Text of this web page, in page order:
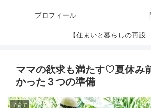
プロフィール
【住まいと暮らしの再設計
ママの欲求も満たす♡夏休み
かった３つの準備
子育て